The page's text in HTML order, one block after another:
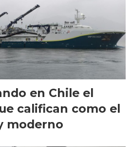
en Chile el
califican como el
moderno